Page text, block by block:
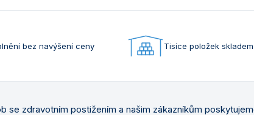
bez navýšení ceny Tisíce položek skladem
se zdravotním postižením a našim zákazníkům